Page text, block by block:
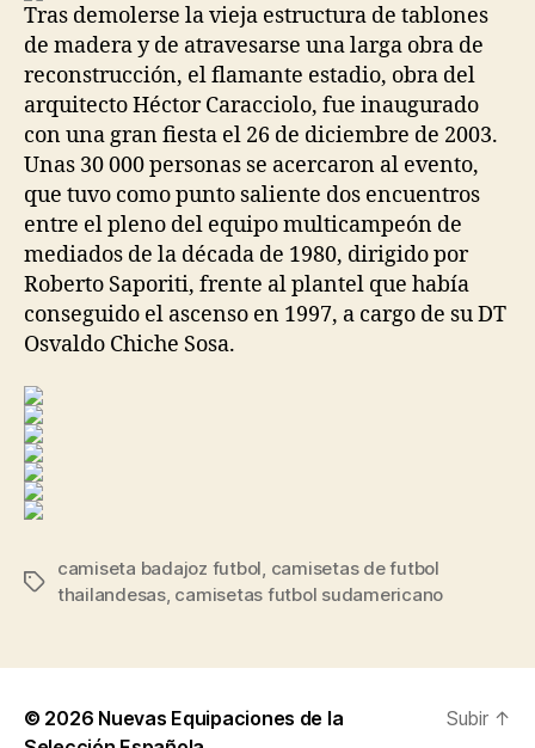
Tras demolerse la vieja estructura de tablones
de madera y de atravesarse una larga obra de
reconstrucción, el flamante estadio, obra del
arquitecto Héctor Caracciolo, fue inaugurado
con una gran fiesta el 26 de diciembre de 2003.
Unas 30 000 personas se acercaron al evento,
que tuvo como punto saliente dos encuentros
entre el pleno del equipo multicampeón de
mediados de la década de 1980, dirigido por
Roberto Saporiti, frente al plantel que había
conseguido el ascenso en 1997, a cargo de su DT
Osvaldo Chiche Sosa.
Etiquetas
camiseta badajoz futbol, camisetas de futbol
thailandesas, camisetas futbol sudamericano
© 2026 Nuevas Equipaciones de la
Subir ↑